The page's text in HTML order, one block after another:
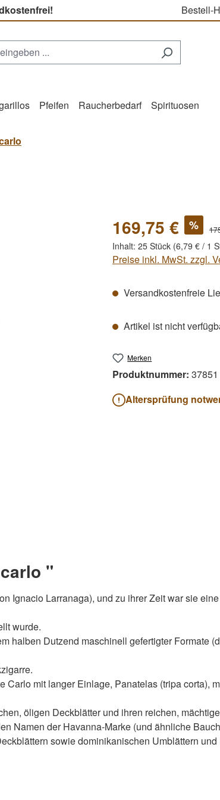
Bestell-
Pfeifen Raucherbedarf Spirituosen
169,75 € %
Inhalt: 25 Stück (6,79 € / 1
Preise inkl. MwSt. zzgl.
Versandkostenfreie
Artikel ist nicht
Merken
Produktnummer: 37851
Altersprüfung
"
Ignacio Larranaga), und zu ihrer Zeit war sie
wurde.
halben Dutzend maschinell gefertigter Formate
mit langer Einlage, Panatelas (tripa corta),
öligen Deckblätter und ihren reichen,
Namen der Havanna-Marke (und ähnliche
sowie dominikanischen Umblättern